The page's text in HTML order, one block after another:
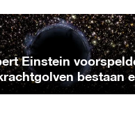
Einstein
bestaan